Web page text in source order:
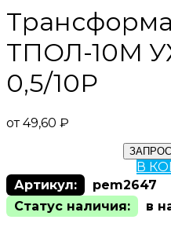
ТПОЛ-10М
0,5/10Р
от49,60 ₽
В
Артикул:
pem2647
Статус наличия:
в